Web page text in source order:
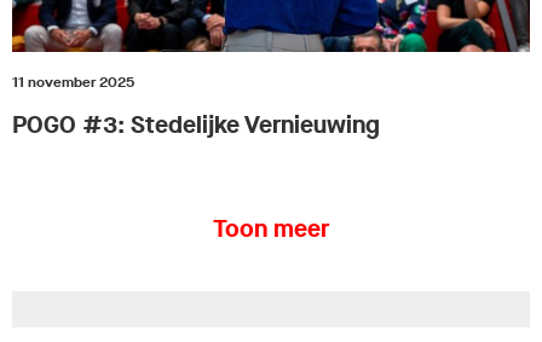
11 november 2025
POGO #3: Stedelijke Vernieuwing
Toon meer